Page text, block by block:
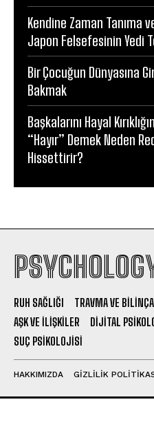
Kendine Zaman Tanıma
Japon Felsefesinin Yedi
Bir Çocuğun Dünyasına
Bakmak
Başkalarını Hayal
“Hayır” Demek Neden
Hissettirir?
RUH SAĞLIĞI TRAVMA VE
AŞK VE İLIŞKILER
DIJITAL
SUÇ PSIKOLOJISI
HAKKIMIZDA GIZLILIK